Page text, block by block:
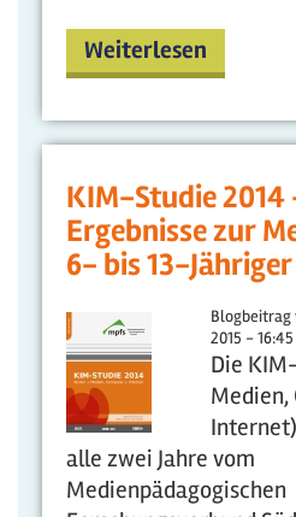
Weiterlesen
KIM-Studie
Ergebnisse zur
6- bis 13-Jähriger
Blogbeitrag
2015 - 16:45
Die
Medien,
alle zwei Jahre vom
Medienpädagogischen